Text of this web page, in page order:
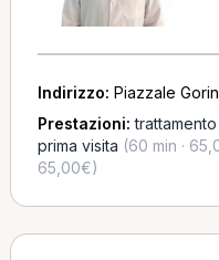
Indirizzo: Piazzale
Prestazioni:
prima visita (60 min ·
65,00€)